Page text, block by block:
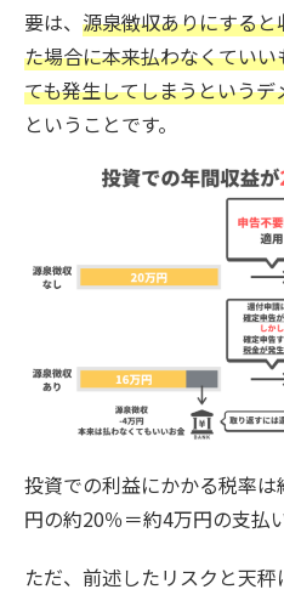
要は、 源泉徴収ありにする
た場合に本来払わなくてい
ても発生してしまうというデ
ということです。
投資での利益にかかる税率
円の約20％＝約4万円の支払
ただ、前述したリスクと天